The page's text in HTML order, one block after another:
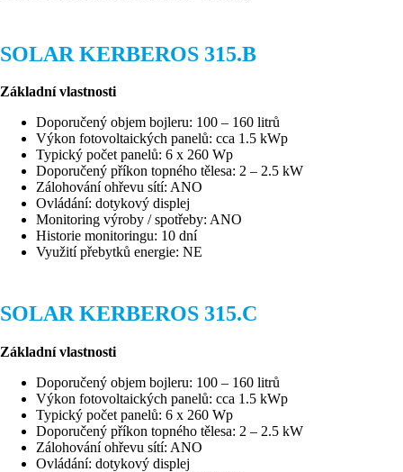
SOLAR KERBEROS 315.B
Základní vlastnosti
Doporučený objem bojleru: 100 – 160 litrů
Výkon fotovoltaických panelů: cca 1.5 kWp
Typický počet panelů: 6 x 260 Wp
Doporučený příkon topného tělesa: 2 – 2.5 kW
Zálohování ohřevu sítí: ANO
Ovládání: dotykový displej
Monitoring výroby / spotřeby: ANO
Historie monitoringu: 10 dní
Využití přebytků energie: NE
SOLAR KERBEROS 315.C
Základní vlastnosti
Doporučený objem bojleru: 100 – 160 litrů
Výkon fotovoltaických panelů: cca 1.5 kWp
Typický počet panelů: 6 x 260 Wp
Doporučený příkon topného tělesa: 2 – 2.5 kW
Zálohování ohřevu sítí: ANO
Ovládání: dotykový displej